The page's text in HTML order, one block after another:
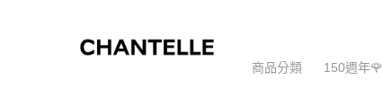
商品分類 150週年🌹